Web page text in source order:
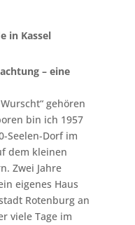
in Kassel
– eine
gehören
bin ich 1957
Seelen-Dorf im
dem kleinen
Zwei Jahre
eigenes Haus
Rotenburg an
viele Tage im